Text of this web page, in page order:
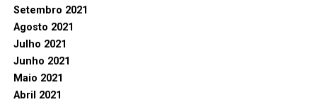
Setembro 2021
Agosto 2021
Julho 2021
Junho 2021
Maio 2021
Abril 2021